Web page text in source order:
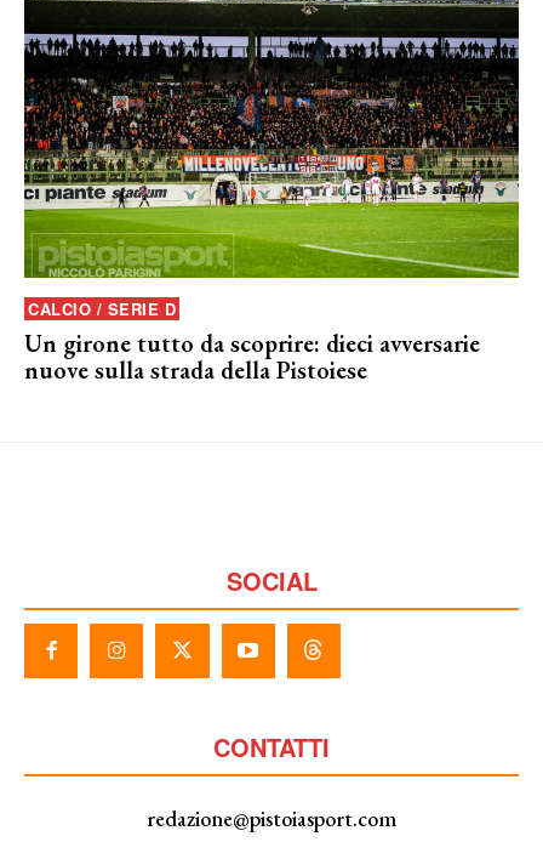
CALCIO / SERIE D
Un girone tutto da scoprire: dieci avversarie
nuove sulla strada della Pistoiese
SOCIAL
CONTATTI
redazione@pistoiasport.com